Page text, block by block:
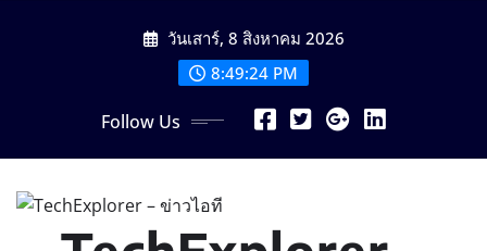
วันเสาร์, 8 สิงหาคม 2026
8:49:26 PM
Follow Us